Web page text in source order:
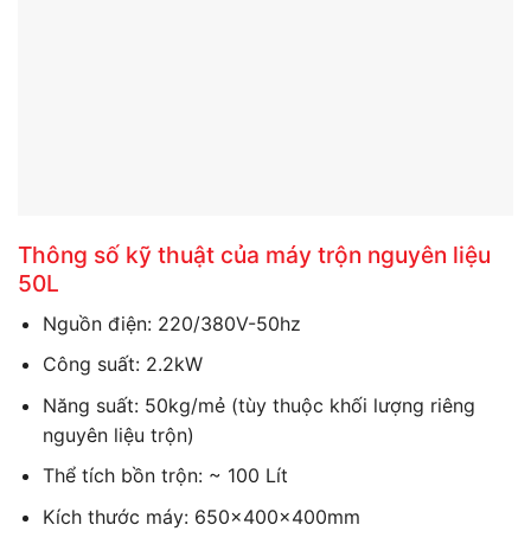
Thông số kỹ thuật của máy trộn nguyên liệu
50L
Nguồn điện: 220/380V-50hz
Công suất: 2.2kW
Năng suất: 50kg/mẻ (tùy thuộc khối lượng riêng
nguyên liệu trộn)
Thể tích bồn trộn: ~ 100 Lít
Kích thước máy: 650x400x400mm